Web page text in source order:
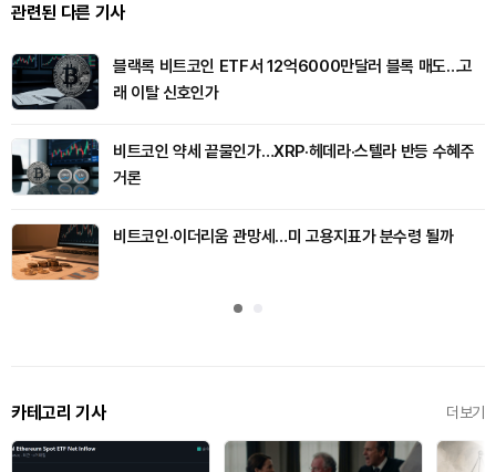
관련된 다른 기사
블랙록 비트코인 ETF서 12억6000만달러 블록 매도…고
래 이탈 신호인가
비트코인 약세 끝물인가…XRP·헤데라·스텔라 반등 수혜주
거론
비트코인·이더리움 관망세…미 고용지표가 분수령 될까
카테고리 기사 더보기